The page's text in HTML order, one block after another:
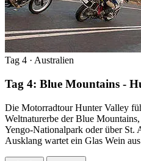
Tag 4 · Australien
Tag 4: Blue Mountains -
Die Motorradtour Hunter Valley
Weltnaturerbe der Blue
Yengo-Nationalpark oder über St.
Ausklang wartet ein Glas Wein